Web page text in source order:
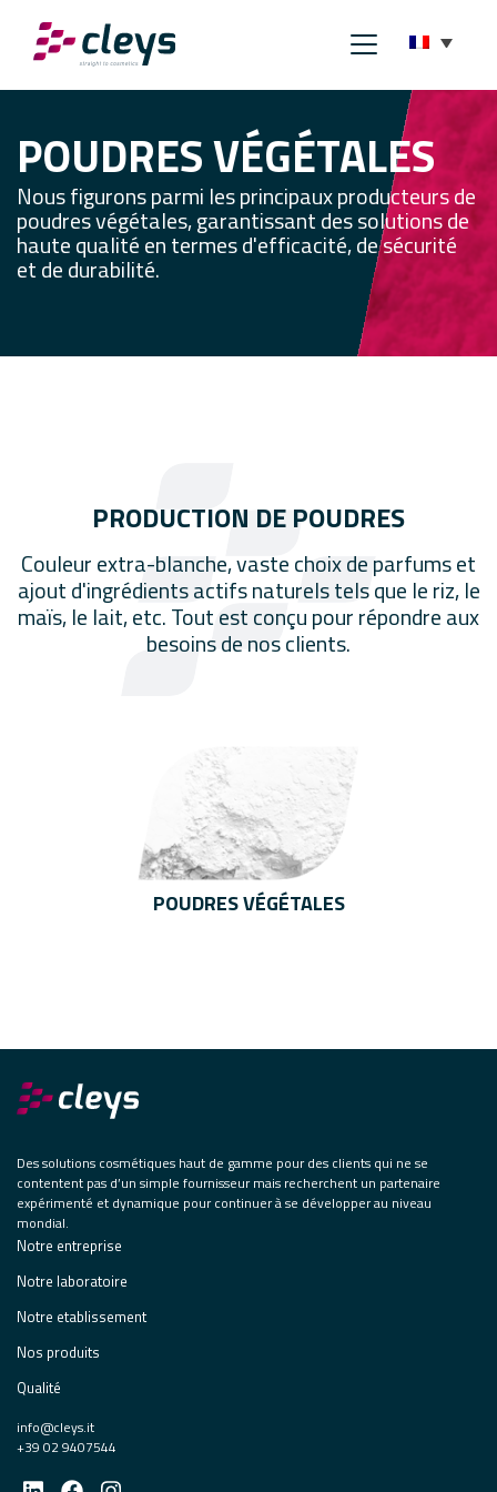
POUDRES VÉGÉTALES
Nous figurons parmi les principaux producteurs de
poudres végétales, garantissant des solutions de
haute qualité en termes d'efficacité, de sécurité
et de durabilité.
PRODUCTION DE POUDRES
Couleur extra-blanche, vaste choix de parfums et
ajout d'ingrédients actifs naturels tels que le riz, le
maïs, le lait, etc. Tout est conçu pour répondre aux
besoins de nos clients.
POUDRES VÉGÉTALES
Des solutions cosmétiques haut de gamme pour des clients qui ne se
contentent pas d’un simple fournisseur mais recherchent un partenaire
expérimenté et dynamique pour continuer à se développer au niveau
mondial.
Notre entreprise
Notre laboratoire
Notre etablissement
Nos produits
Qualité
info@cleys.it
+39 02 9407544